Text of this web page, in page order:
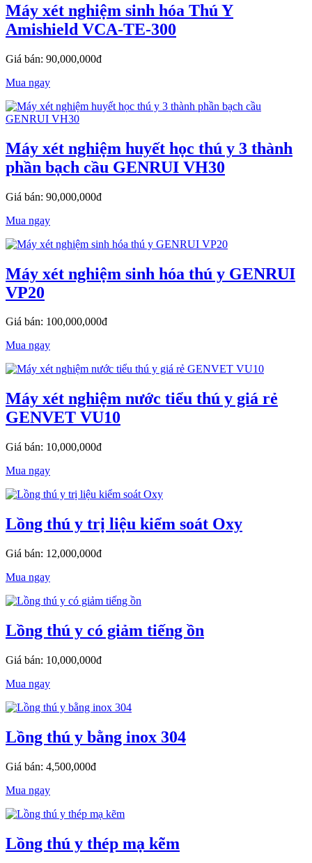
Máy xét nghiệm sinh hóa Thú Y
Amishield VCA-TE-300
Giá bán: 90,000,000đ
Mua ngay
Máy xét nghiệm huyết học thú y 3 thành
phần bạch cầu GENRUI VH30
Giá bán: 90,000,000đ
Mua ngay
Máy xét nghiệm sinh hóa thú y GENRUI
VP20
Giá bán: 100,000,000đ
Mua ngay
Máy xét nghiệm nước tiểu thú y giá rẻ
GENVET VU10
Giá bán: 10,000,000đ
Mua ngay
Lồng thú y trị liệu kiểm soát Oxy
Giá bán: 12,000,000đ
Mua ngay
Lồng thú y có giảm tiếng ồn
Giá bán: 10,000,000đ
Mua ngay
Lồng thú y bằng inox 304
Giá bán: 4,500,000đ
Mua ngay
Lồng thú y thép mạ kẽm